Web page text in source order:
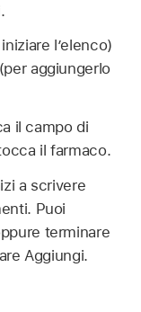
l’elenco)
aggiungerlo
il campo di
il farmaco.
a scrivere
Puoi
terminare
Aggiungi.